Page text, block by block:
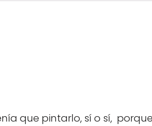
que pintarlo, sí o sí,